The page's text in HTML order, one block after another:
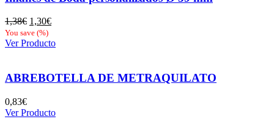
1,38€ El
precio
original
1,30€El
actual
You save (%)
Ver Producto
ABREBOTELLA DE METRAQUILATO
0,83€
Ver Producto